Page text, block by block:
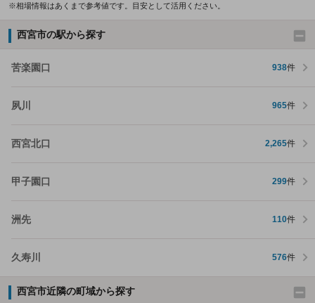
※相場情報はあくまで参考値です。目安として活用ください。
西宮市の駅から探す
苦楽園口 938件
夙川 965件
西宮北口 2,265件
甲子園口 299件
洲先 110件
久寿川 576件
西宮市近隣の町域から探す